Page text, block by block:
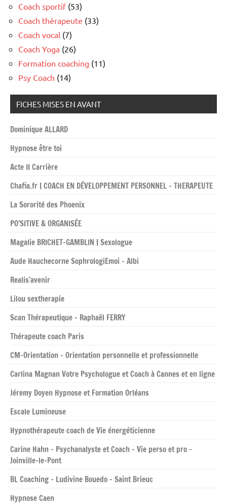
Coach sportif(53)
Coach thérapeute (33)
Coach vocal (7)
Coach Yoga (26)
Formation coaching (11)
Psy Coach (14)
FICHES MISES EN AVANT
Dominique ALLARD
Hypnose être toi
Acte II Carrière
Chafia.fr | COACH EN DÉVELOPPEMENT PERSONNEL – THERAPEUTE
La Sororité des Phoenix
PO’SITIVE & ORGANISÉE
Magalie BRICHET-GAMBLIN | Sexologue
Aude Hauchecorne SophrologiEmoi – Albi
Realis’avenir
Lilou sextherapie
Scan Thérapeutique – Raphaël FERRY
Thérapeute coach Paris
CM-Orientation – Orientation personnelle et professionnelle
Carlina Magnan Votre Psychologue et Coach à Cannes et en ligne
Jéremy Doyen Hypnose et Formation Orléans
Escale Lumineuse
Hypnothérapeute coach de Vie énergéticienne
Carine Hahn – Psychanalyste et Coach – Vie perso et pro –
Joinville-le-Pont
BL Coaching – Ludivine Bouedo – Saint Brieuc
Hypnose Caen